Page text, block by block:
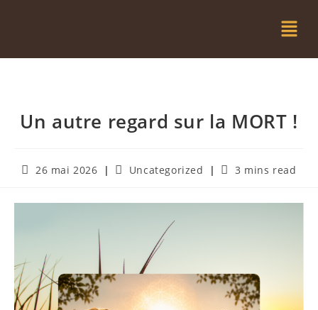
Un autre regard sur la MORT !
26 mai 2026 Uncategorized 3 mins read